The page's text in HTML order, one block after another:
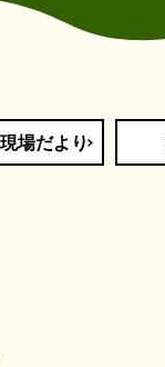
場だより